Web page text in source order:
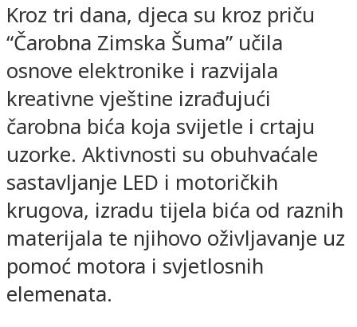
Kroz tri dana, djeca su kroz priču
“Čarobna Zimska Šuma” učila
osnove elektronike i razvijala
kreativne vještine izrađujući
čarobna bića koja svijetle i crtaju
uzorke. Aktivnosti su obuhvaćale
sastavljanje LED i motoričkih
krugova, izradu tijela bića od raznih
materijala te njihovo oživljavanje uz
pomoć motora i svjetlosnih
elemenata.